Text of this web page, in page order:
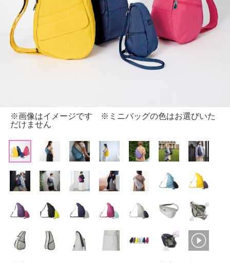
※画像はイメージです ※ミニバッグの色はお選びいた
だけません